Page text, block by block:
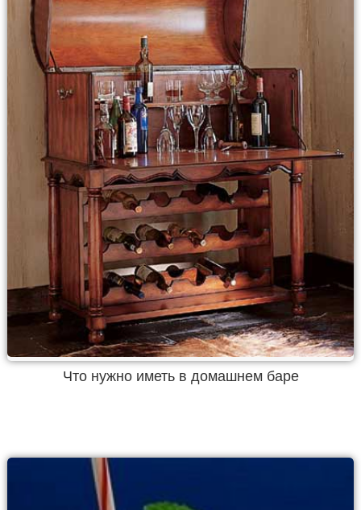
Что нужно иметь в домашнем баре